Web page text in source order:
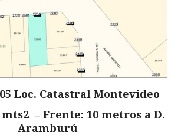
Loc. Catastral Montevideo
mts2 – Frente: 10 metros a D.
Aramburú